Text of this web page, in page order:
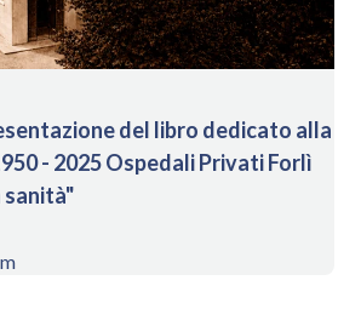
del libro dedicato alla
- 2025 Ospedali Privati Forlì
sanità"